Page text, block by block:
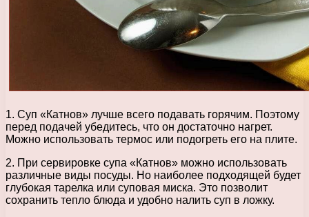
1. Суп «Катнов» лучше всего подавать горячим. Поэтому
перед подачей убедитесь, что он достаточно нагрет.
Можно использовать термос или подогреть его на плите.
2. При сервировке супа «Катнов» можно использовать
различные виды посуды. Но наиболее подходящей будет
глубокая тарелка или суповая миска. Это позволит
сохранить тепло блюда и удобно налить суп в ложку.